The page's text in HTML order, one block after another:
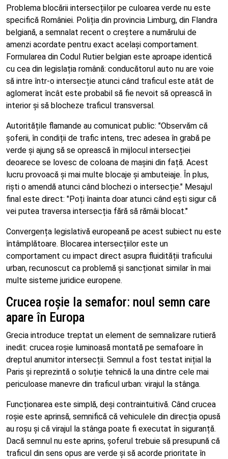
Problema blocării intersecțiilor pe culoarea verde nu este
specifică României. Poliția din provincia Limburg, din Flandra
belgiană, a semnalat recent o creștere a numărului de
amenzi acordate pentru exact același comportament.
Formularea din Codul Rutier belgian este aproape identică
cu cea din legislația română: conducătorul auto nu are voie
să intre într-o intersecție atunci când traficul este atât de
aglomerat încât este probabil să fie nevoit să oprească în
interior și să blocheze traficul transversal.
Autoritățile flamande au comunicat public: "Observăm că
șoferii, în condiții de trafic intens, trec adesea în grabă pe
verde și ajung să se oprească în mijlocul intersecției
deoarece se lovesc de coloana de mașini din față. Acest
lucru provoacă și mai multe blocaje și ambuteiaje. În plus,
riști o amendă atunci când blochezi o intersecție." Mesajul
final este direct: "Poți înainta doar atunci când ești sigur că
vei putea traversa intersecția fără să rămâi blocat."
Convergența legislativă europeană pe acest subiect nu este
întâmplătoare. Blocarea intersecțiilor este un
comportament cu impact direct asupra fluidității traficului
urban, recunoscut ca problemă și sancționat similar în mai
multe sisteme juridice europene.
Crucea roșie la semafor: noul semn care
apare în Europa
Grecia introduce treptat un element de semnalizare rutieră
inedit: crucea roșie luminoasă montată pe semafoare în
dreptul anumitor intersecții. Semnul a fost testat inițial la
Paris și reprezintă o soluție tehnică la una dintre cele mai
periculoase manevre din traficul urban: virajul la stânga.
Funcționarea este simplă, deși contraintuitivă. Când crucea
roșie este aprinsă, semnifică că vehiculele din direcția opusă
au roșu și că virajul la stânga poate fi executat în siguranță.
Dacă semnul nu este aprins, șoferul trebuie să presupună că
traficul din sens opus are verde și să acorde prioritate în